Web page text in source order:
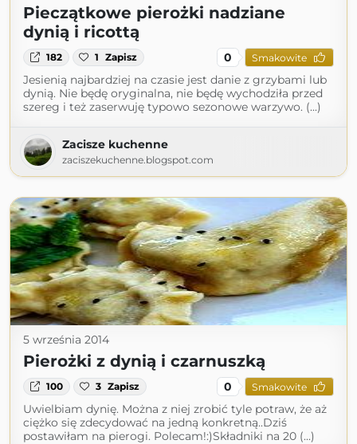
Pieczątkowe pierożki nadziane
dynią i ricottą
182 1 Zapisz 0 Smakowite
Jesienią najbardziej na czasie jest danie z grzybami lub
dynią. Nie będę oryginalna, nie będę wychodziła przed
szereg i też zaserwuję typowo sezonowe warzywo. (...)
Zacisze kuchenne
zaciszekuchenne.blogspot.com
5 września 2014
Pierożki z dynią i czarnuszką
100 3 Zapisz 0 Smakowite
Uwielbiam dynię. Można z niej zrobić tyle potraw, że aż
ciężko się zdecydować na jedną konkretną..Dziś
postawiłam na pierogi. Polecam!:)Składniki na 20 (...)